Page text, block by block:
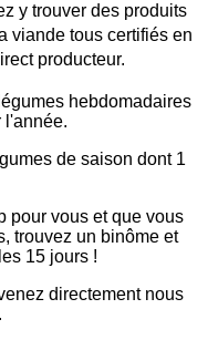
y trouver des produits
viande tous certifiés en
producteur.
hebdomadaires
l'année.
de saison dont 1
pour vous et que vous
trouvez un binôme et
15 jours !
directement nous